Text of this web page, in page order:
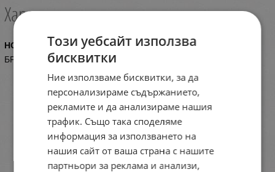
Характеристики
НОЖИЦИ И БРЪСНАЧИ
БРЪСНАЧИ
Този уебсайт използва
бисквитки
Ние използваме бисквитки, за да
персонализираме съдържанието,
рекламите и да анализираме нашия
трафик. Също така споделяме
информация за използването на
нашия сайт от ваша страна с нашите
партньори за реклама и анализи,